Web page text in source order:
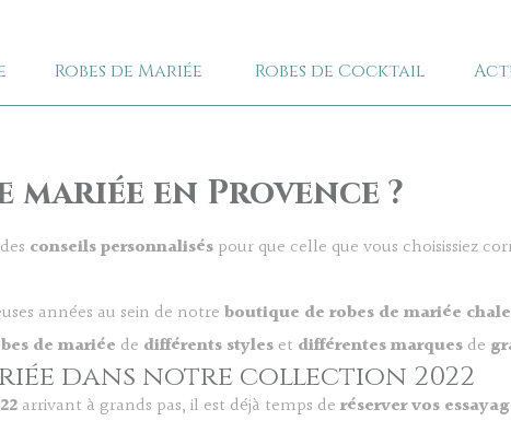
Robes de Mariée Robes de Cocktail
en Provence ?
conseils personnalisés pour que celle que vous choisissiez
années au sein de notre boutique de robes de mariée
de mariée de différents styles et différentes marques de
dans notre collection 2022
arrivant à grands pas, il est déjà temps de réserver vos